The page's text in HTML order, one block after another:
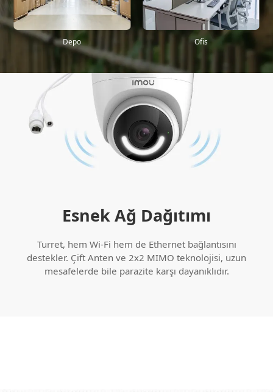
Depo Ofis
Esnek Ağ Dağıtımı
Turret, hem Wi-Fi hem de Ethernet bağlantısını
destekler. Çift Anten ve 2x2 MIMO teknolojisi, uzun
mesafelerde bile parazite karşı dayanıklıdır.